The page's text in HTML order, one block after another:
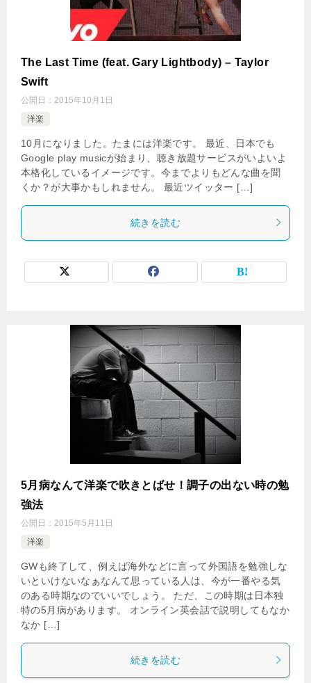
The Last Time (feat. Gary Lightbody) – Taylor
Swift
公開日： 2015年10月1日
洋楽
10月になりました。たまには洋楽です。 最近、日本でも
Google play musicが始まり、聴き放題サービスがいよいよ
本格化しているイメージです。今までよりもどんな曲を聞
くか？が大事かもしれません。 最近ツイッター […]
続きを読む
5月病なんて洋楽で吹きとばせ！調子の出ない時の勉
強法
公開日： 2015年5月11日
洋楽
GWも終了して、例えば海外などに言って外国語を勉強しな
いといけないなぁなんて思っている人は、今が一番やる気
のある時期なのでいいでしょう。 ただ、この時期は日本独
特の5月病があります。 オンライン英会話で説明してもなか
なか […]
続きを読む